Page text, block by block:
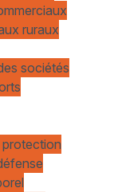
ruraux
sociétés
protection